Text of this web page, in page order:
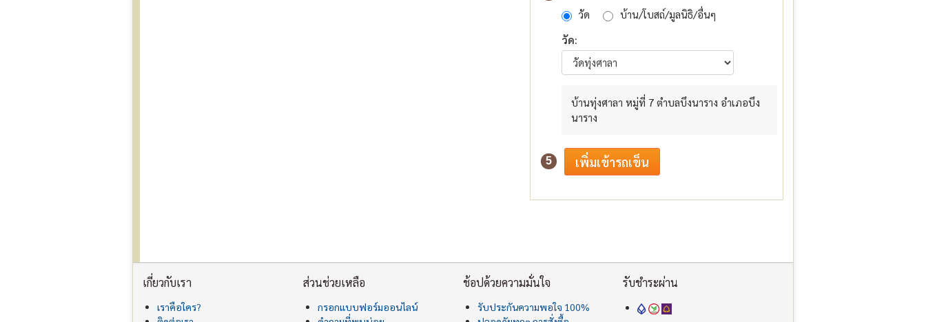
วัด
บ้าน/โบสถ์/มูลนิธิ/อื่นๆ
วัด:
บ้านทุ่งศาลา หมู่ที่ 7 ตำบลบึงนาราง อำเภอบึง
นาราง
5
เกี่ยวกับเรา
เราคือใคร?
ส่วนช่วยเหลือ
กรอกแบบฟอร์มออนไลน์
ช้อปด้วยความมั่นใจ
รับประกันความพอใจ 100%
รับชำระผ่าน